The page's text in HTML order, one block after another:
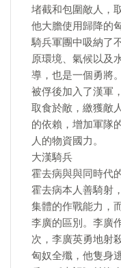
堵截和包圍敵人，
他大膽使用歸降的
騎兵軍團中吸納了
原環境、氣候以及
導，也是一個勇將
被俘後加入了漢軍
取食於敵，繳獲敵
的依賴，增加軍隊
人的物資國力。
大漢騎兵
霍去病與與同時代
霍去病本人善騎射
集體的作戰能力，
李廣的區別。李廣
次，李廣英勇地射
匈奴全殲，他隻身